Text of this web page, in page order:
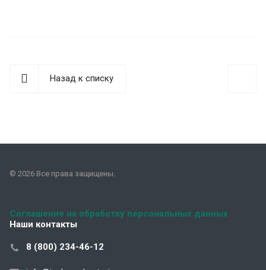
Назад к списку
© 2026 Все права защищены.
Соглашение на обработку персональных данных
Наши контакты
8 (800) 234-46-12